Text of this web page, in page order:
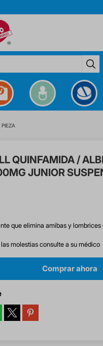
QUINFAMIDA /
JUNIOR
que elimina amibas y lombrices
molestias consulte a su médico
Comprar ahora